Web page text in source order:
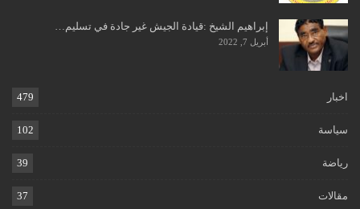
إبراهيم الشيخ :قيادة الجيش غير جادة في تسليم…
أبريل 7, 2022
اخبار 479
سياسة 102
رياضة 39
مقالات 37